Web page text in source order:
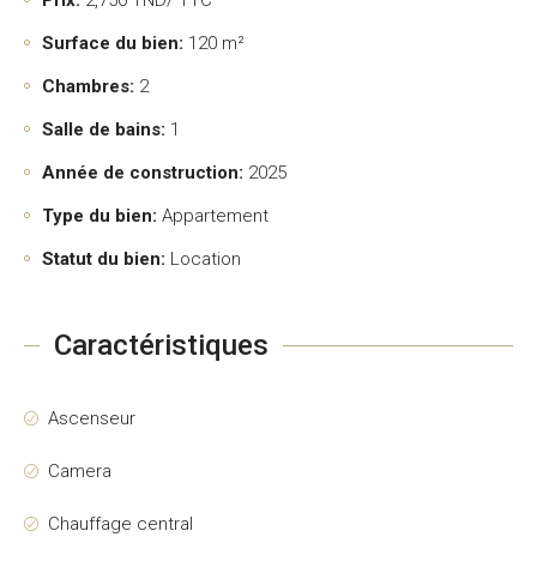
Surface du bien: 120 m²
Chambres: 2
Salle de bains: 1
Année de construction: 2025
Type du bien: Appartement
Statut du bien: Location
Caractéristiques
Ascenseur
Camera
Chauffage central